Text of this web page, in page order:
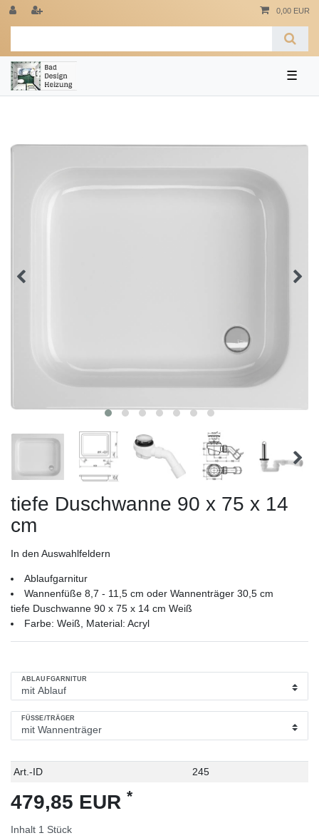
0,00 EUR
☰
tiefe Duschwanne 90 x 75 x 14
cm
In den Auswahlfeldern
Ablaufgarnitur
Wannenfüße 8,7 - 11,5 cm oder Wannenträger 30,5 cm
tiefe Duschwanne 90 x 75 x 14 cm Weiß
Farbe: Weiß, Material: Acryl
ABLAUFGARNITUR
FÜSSE/TRÄGER
Technisches
Wert
Art.-ID 245
479,85 EUR *
Inhalt 1 Stück